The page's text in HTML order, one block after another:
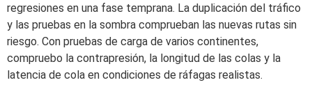
regresiones en una fase temprana. La duplicación del tráfico
y las pruebas en la sombra comprueban las nuevas rutas sin
riesgo. Con pruebas de carga de varios continentes,
compruebo la contrapresión, la longitud de las colas y la
latencia de cola en condiciones de ráfagas realistas.